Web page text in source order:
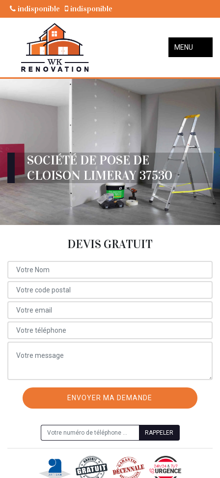
indisponible indisponible
MENU
SOCIÉTÉ DE POSE DE
CLOISON LIMERAY 37530
DEVIS GRATUIT